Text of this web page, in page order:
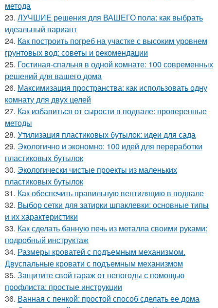
метода
23. ЛУЧШИЕ решения для ВАШЕГО пола: как выбрать
идеальный вариант
24. Как построить погреб на участке с высоким уровнем
грунтовых вод: советы и рекомендации
25. Гостиная-спальня в одной комнате: 100 современных
решений для вашего дома
26. Максимизация пространства: как использовать одну
комнату для двух целей
27. Как избавиться от сырости в подвале: проверенные
методы
28. Утилизация пластиковых бутылок: идеи для сада
29. Экологично и экономно: 100 идей для переработки
пластиковых бутылок
30. Экологически чистые проекты из маленьких
пластиковых бутылок
31. Как обеспечить правильную вентиляцию в подвале
32. Выбор сетки для затирки шпаклевки: основные типы
и их характеристики
33. Как сделать банную печь из металла своими руками:
подробный инструктаж
34. Размеры кроватей с подъемным механизмом.
Двуспальные кровати с подъемным механизмом
35. Защитите свой гараж от непогоды с помощью
профлиста: простые инструкции
36. Ванная с пенкой: простой способ сделать ее дома